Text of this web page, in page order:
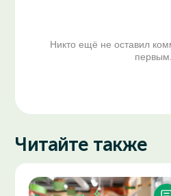
Никто ещё не оставил
первым.
Читайте также